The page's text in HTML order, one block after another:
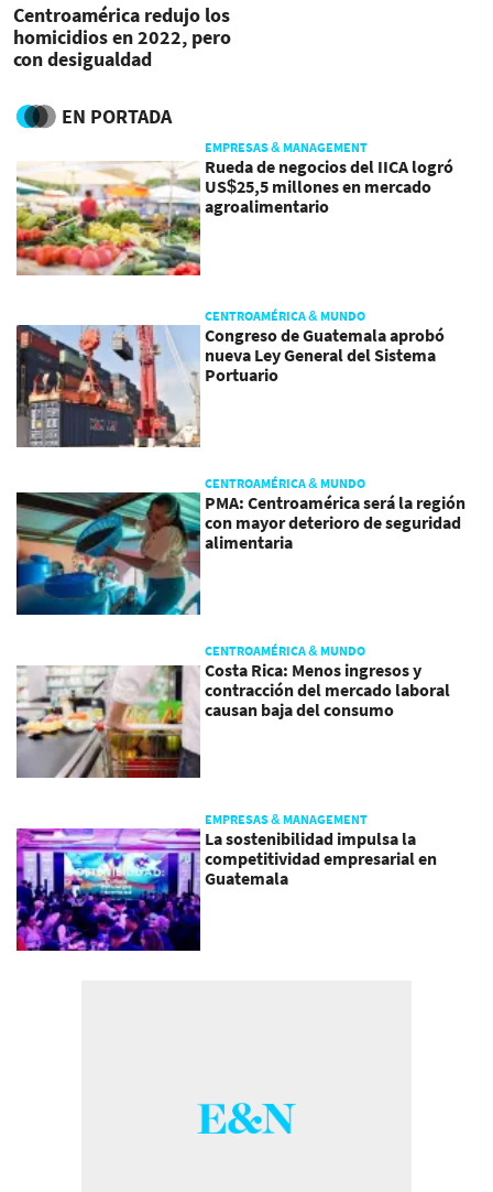
Centroamérica redujo los
homicidios en 2022, pero
con desigualdad
EN PORTADA
EMPRESAS & MANAGEMENT
Rueda de negocios del IICA logró
US$25,5 millones en mercado
agroalimentario
CENTROAMÉRICA & MUNDO
Congreso de Guatemala aprobó
nueva Ley General del Sistema
Portuario
CENTROAMÉRICA & MUNDO
PMA: Centroamérica será la región
con mayor deterioro de seguridad
alimentaria
CENTROAMÉRICA & MUNDO
Costa Rica: Menos ingresos y
contracción del mercado laboral
causan baja del consumo
EMPRESAS & MANAGEMENT
La sostenibilidad impulsa la
competitividad empresarial en
Guatemala